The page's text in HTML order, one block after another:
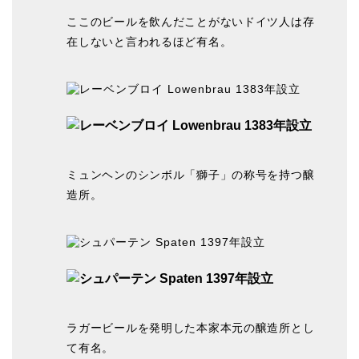
ここのビールを飲んだことがないドイツ人は存
在しないと言われるほど有名。
ミュンヘンのシンボル「獅子」の称号を持つ醸
造所。
ラガービールを発明した本家本元の醸造所とし
て有名。